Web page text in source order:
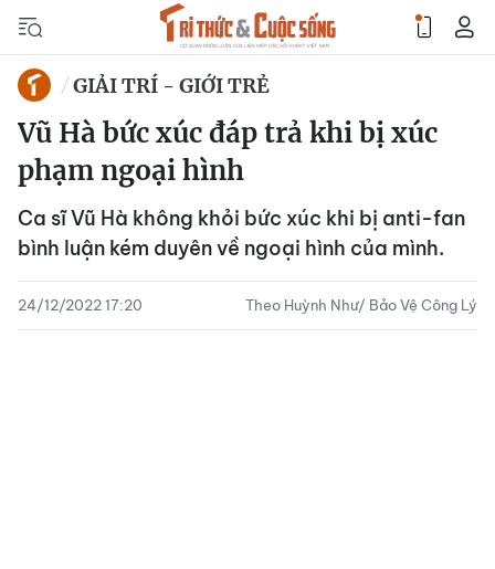
GIẢI TRÍ - GIỚI TRẺ
Vũ Hà bức xúc đáp trả khi bị xúc
phạm ngoại hình
Ca sĩ Vũ Hà không khỏi bức xúc khi bị anti-fan
bình luận kém duyên về ngoại hình của mình.
24/12/2022 17:20 Theo Huỳnh Như/ Bảo Vệ Công Lý